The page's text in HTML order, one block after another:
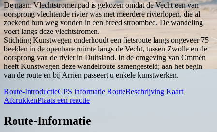
De naam Vlechtstromenpad is gekozen omdat de Vecht een van
oorsprong vlechtende rivier was met meerdere rivierlopen, die al
zoekend hun weg vonden in een breed stroombed. De wandeling
voert langs deze vlechtstromen.
Stichting Kunstwegen onderhoudt een fietsroute langs ongeveer 75
beelden in de openbare ruimte langs de Vecht, tussen Zwolle en de
oorsprong van de rivier in Duitsland. In de omgeving van Ommen
heeft Kunstwegen deze wandelroute samengesteld; aan het begin
van de route en bij Arriën passeert u enkele kunstwerken.
Route-IntroductieGPS informatie RouteBeschrijving Kaart
AfdrukkenPlaats een reactie
Route-Informatie